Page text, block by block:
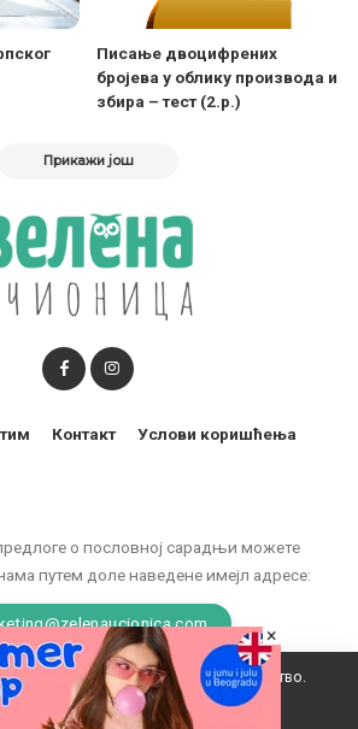
Писање двоцифрених
бројева у облику производа и
збира – тест (2.р.)
Прикажи још
о пословној сарадњи можете
путем доле наведене имејл адресе:
Контакт Услови коришћења
by Zelena učionica. All Rights reserved.
колачиће да побољша ваше искуство.
Прихватам
×